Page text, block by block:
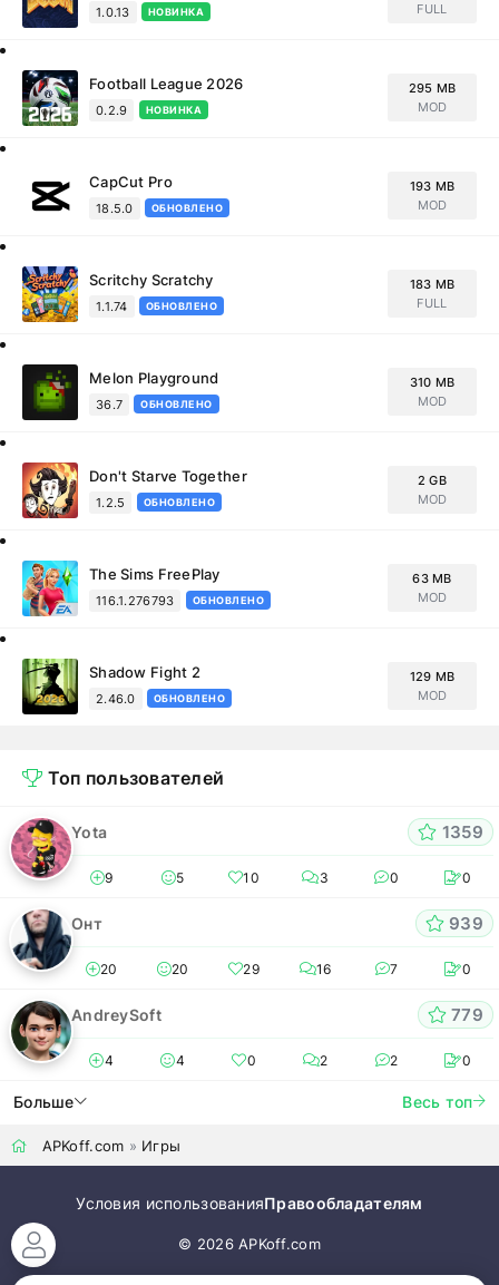
1.0.13 НОВИНКА
FULL
Football League 2026
0.2.9 НОВИНКА
295 MB
MOD
CapCut Pro
18.5.0 ОБНОВЛЕНО
193 MB
MOD
Scritchy Scratchy
1.1.74 ОБНОВЛЕНО
183 MB
FULL
Melon Playground
36.7 ОБНОВЛЕНО
310 MB
MOD
Don't Starve Together
1.2.5 ОБНОВЛЕНО
2 GB
MOD
The Sims FreePlay
116.1.276793 ОБНОВЛЕНО
63 MB
MOD
Shadow Fight 2
2.46.0 ОБНОВЛЕНО
129 MB
MOD
Топ пользователей
Yota 1359
9 5 10 3 0 0
Онт 939
20 20 29 16 7 0
AndreySoft 779
4 4 0 2 2 0
Больше Весь топ
APKoff.com » Игры
Условия использованияПравообладателям
© 2026 APKoff.com